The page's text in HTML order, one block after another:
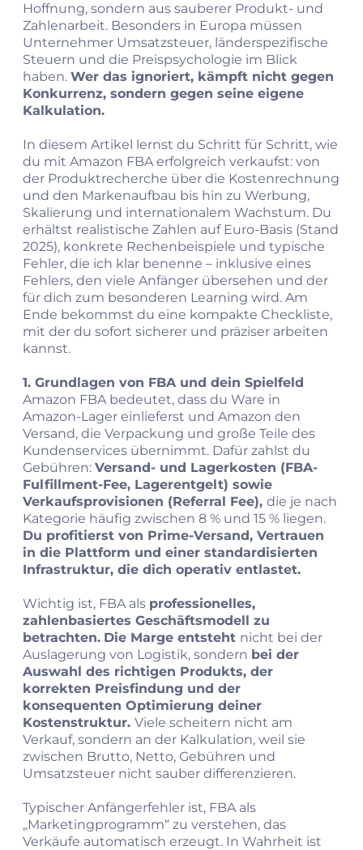
Hoffnung, sondern aus sauberer Produkt- und
Zahlenarbeit. Besonders in Europa müssen
Unternehmer Umsatzsteuer, länderspezifische
Steuern und die Preispsychologie im Blick
haben. Wer das ignoriert, kämpft nicht gegen
Konkurrenz, sondern gegen seine eigene
Kalkulation.
In diesem Artikel lernst du Schritt für Schritt, wie
du mit Amazon FBA erfolgreich verkaufst: von
der Produktrecherche über die Kostenrechnung
und den Markenaufbau bis hin zu Werbung,
Skalierung und internationalem Wachstum. Du
erhältst realistische Zahlen auf Euro-Basis (Stand
2025), konkrete Rechenbeispiele und typische
Fehler, die ich klar benenne – inklusive eines
Fehlers, den viele Anfänger übersehen und der
für dich zum besonderen Learning wird. Am
Ende bekommst du eine kompakte Checkliste,
mit der du sofort sicherer und präziser arbeiten
kannst.
1. Grundlagen von FBA und dein Spielfeld
Amazon FBA bedeutet, dass du Ware in
Amazon-Lager einlieferst und Amazon den
Versand, die Verpackung und große Teile des
Kundenservices übernimmt. Dafür zahlst du
Gebühren: Versand- und Lagerkosten (FBA-
Fulfillment-Fee, Lagerentgelt) sowie
Verkaufsprovisionen (Referral Fee), die je nach
Kategorie häufig zwischen 8 % und 15 % liegen.
Du profitierst von Prime-Versand, Vertrauen
in die Plattform und einer standardisierten
Infrastruktur, die dich operativ entlastet.
Wichtig ist, FBA als professionelles,
zahlenbasiertes Geschäftsmodell zu
betrachten. Die Marge entsteht nicht bei der
Auslagerung von Logistik, sondern bei der
Auswahl des richtigen Produkts, der
korrekten Preisfindung und der
konsequenten Optimierung deiner
Kostenstruktur. Viele scheitern nicht am
Verkauf, sondern an der Kalkulation, weil sie
zwischen Brutto, Netto, Gebühren und
Umsatzsteuer nicht sauber differenzieren.
Typischer Anfängerfehler ist, FBA als
„Marketingprogramm“ zu verstehen, das
Verkäufe automatisch erzeugt. In Wahrheit ist